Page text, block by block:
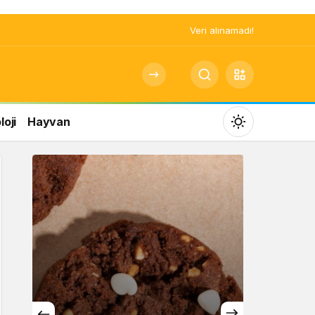
Veri alınamadı!
Hayvan
Mod
değiştir
Gündüz Modu
Gündüz modunu seçin.
Gece Modu
Gece modunu seçin.